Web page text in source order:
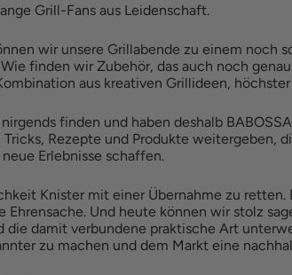
Grill-Fans aus Leidenschaft.
wir unsere Grillabende zu einem noch
finden wir Zubehör, das auch noch
aus kreativen Grillideen,
finden und haben deshalb
Rezepte und Produkte weitergeben,
Erlebnisse schaffen.
Knister mit einer Übernahme zu
Ehrensache. Und heute können wir stolz
die damit verbundene praktische Art
zu machen und dem Markt eine